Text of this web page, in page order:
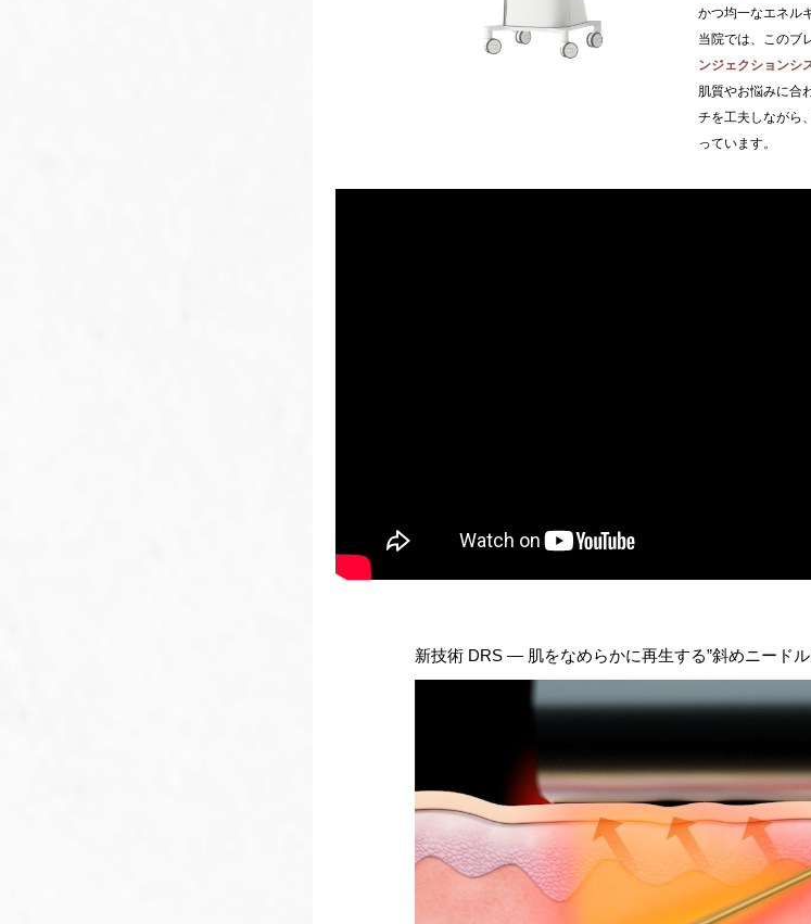
かつ均一なエネル
当院では、このブ
ンジェクションシ
肌質やお悩みに合
チを工夫しながら
っています。
新技術 DRS ― 肌をなめらかに再生する”斜めニードル